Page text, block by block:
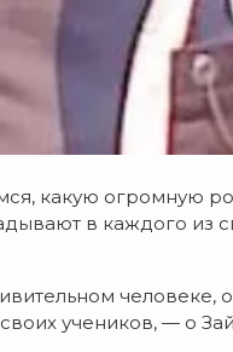
какую огромную
в каждого из
человеке,
учеников, — о